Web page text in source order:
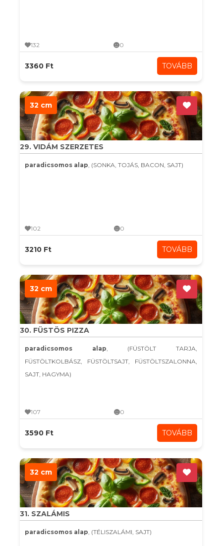
132 0
3360 Ft TOVÁBB
32 cm
29. VIDÁM SZERZETES
paradicsomos alap, (SONKA, TOJÁS, BACON, SAJT)
102 0
3210 Ft TOVÁBB
32 cm
30. FÜSTÖS PIZZA
paradicsomos alap, (FÜSTÖLT TARJA,
FÜSTÖLTKOLBÁSZ, FÜSTÖLTSAJT, FÜSTÖLTSZALONNA,
SAJT, HAGYMA)
107 0
3590 Ft TOVÁBB
32 cm
31. SZALÁMIS
paradicsomos alap, (TÉLISZALÁMI, SAJT)